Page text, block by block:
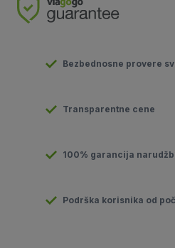
Bezbednosne provere
Transparentne cene
100% garancija
Podrška korisnika od